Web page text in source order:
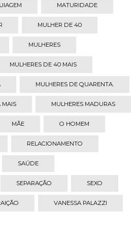
MATURIDADE
MULHER DE 40
MULHERES
MULHERES DE 40 MAIS
MULHERES DE QUARENTA.
MAIS MULHERES MADURAS
MÃE O HOMEM
RELACIONAMENTO
SAÚDE
SEPARAÇÃO SEXO
VANESSA PALAZZI